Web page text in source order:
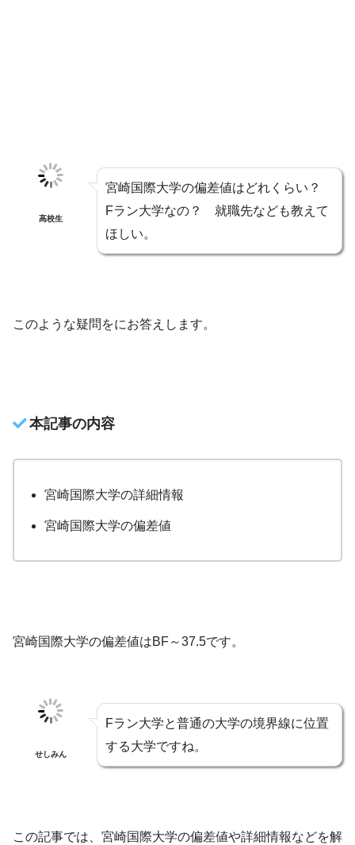
高校生
宮崎国際大学の偏差値はどれくらい？
Fラン大学なの？ 就職先なども教えて
ほしい。
このような疑問をにお答えします。
本記事の内容
宮崎国際大学の詳細情報
宮崎国際大学の偏差値
宮崎国際大学の偏差値はBF～37.5です。
せしみん
Fラン大学と普通の大学の境界線に位置
する大学ですね。
この記事では、宮崎国際大学の偏差値や詳細情報などを解